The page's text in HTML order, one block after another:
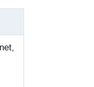
,